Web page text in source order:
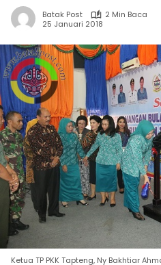
Batak Post
2 Min Baca
25 Januari 2018
Ketua TP PKK Tapteng, Ny Bakhtiar